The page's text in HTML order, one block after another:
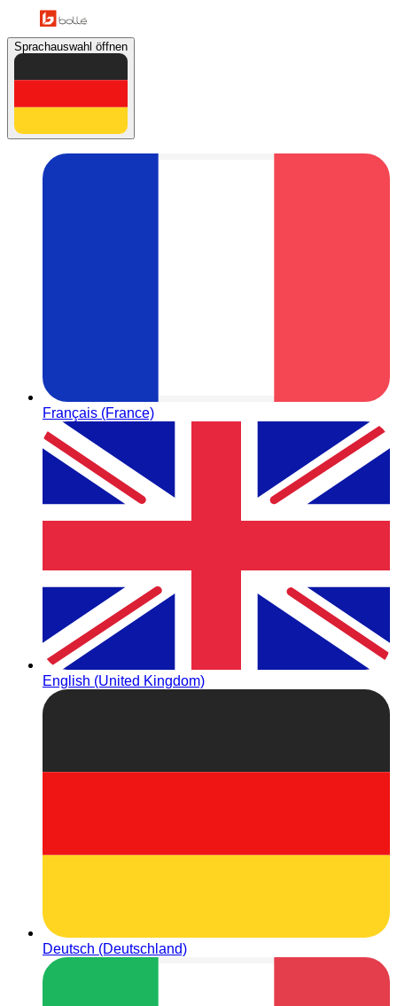
Sprachauswahl öffnen
Français (France)
English (United Kingdom)
Deutsch (Deutschland)